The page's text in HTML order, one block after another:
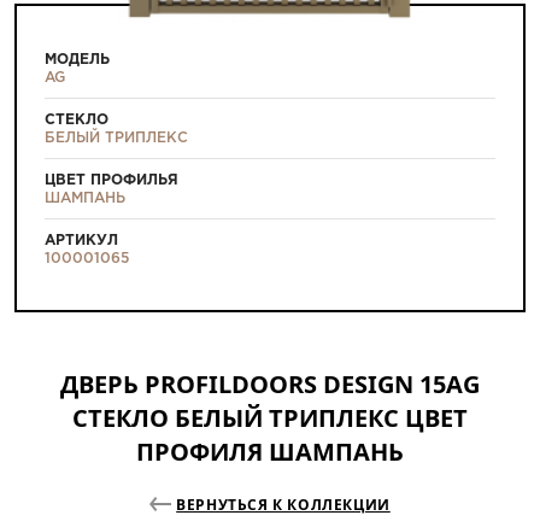
МОДЕЛЬ
AG
СТЕКЛО
БЕЛЫЙ ТРИПЛЕКС
ЦВЕТ ПРОФИЛЬЯ
ШАМПАНЬ
АРТИКУЛ
100001065
ДВЕРЬ PROFILDOORS DESIGN 15AG
СТЕКЛО БЕЛЫЙ ТРИПЛЕКС ЦВЕТ
ПРОФИЛЯ ШАМПАНЬ
ВЕРНУТЬСЯ К КОЛЛЕКЦИИ